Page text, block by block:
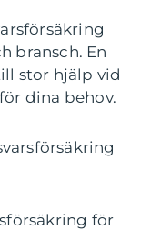
bransch. En
stor hjälp vid
dina behov.
för